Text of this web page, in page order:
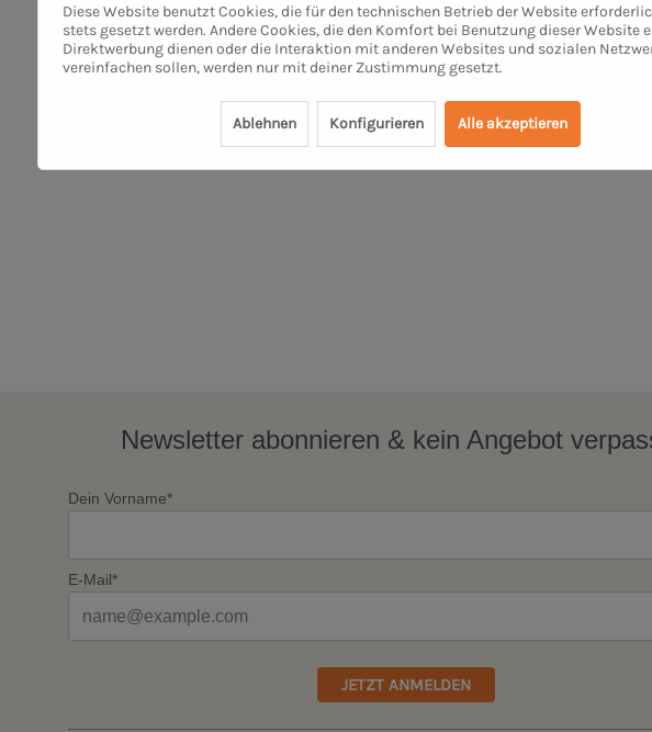
Newsletter abonnieren & kein Angebot
Dein Vorname*
E-Mail*
JETZT ANMELDEN
Diese Website benutzt Cookies, die für den technischen Betrieb der Website
stets gesetzt werden. Andere Cookies, die den Komfort bei Benutzung dieser Website
Direktwerbung dienen oder die Interaktion mit anderen Websites und sozialen
vereinfachen sollen, werden nur mit deiner Zustimmung gesetzt.
Ablehnen Konfigurieren Alle akzeptieren